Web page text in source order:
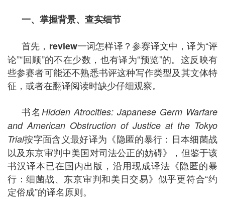
一、掌握背景、查实细节
首先， review一词怎样译？参赛译文中，译为“评
论”“回顾”的不在少数，也有译为“预览”的。这反映有
些参赛者可能还不熟悉书评这种写作类型及其文体特
征，或者在翻译阅读时缺少仔细观察。
书名 Hidden Atrocities: Japanese Germ Warfare
and American Obstruction of Justice at the Tokyo
Trial按字面含义最好译为《隐匿的暴行：日本细菌战
以及东京审判中美国对司法公正的妨碍》，但鉴于该
书汉译本已在国内出版，沿用现成译法《隐匿的暴
行：细菌战、东京审判和美日交易》似乎更符合“约
定俗成”的译名原则。